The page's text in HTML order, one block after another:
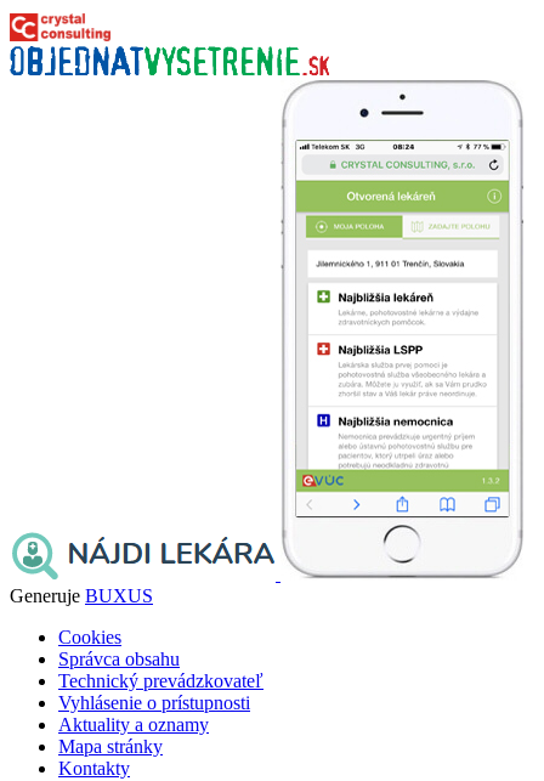
Generuje BUXUS
Cookies
Správca obsahu
Technický prevádzkovateľ
Vyhlásenie o prístupnosti
Aktuality a oznamy
Mapa stránky
Kontakty